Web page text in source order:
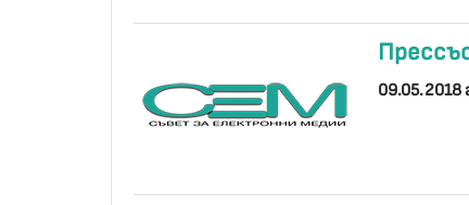
09.05.2018